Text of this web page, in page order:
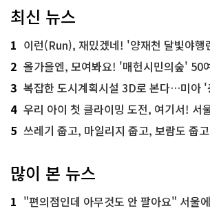
최신 뉴스
1 이런(Run), 재밌겠네! '양재천 달빛야행런' 야
2 올가을엔, 모여봐요! '매헌시민의숲' 50
3 복잡한 도시계획시설 3D로 본다…미아
4 우리 아이 첫 클라이밍 도전, 여기서! 서울형 키즈카
5 쓰레기 줍고, 마일리지 줍고, 보람도 줍고! 여름
많이 본 뉴스
1 "편의점인데 아무것도 안 팔아요" 서울에서 가장